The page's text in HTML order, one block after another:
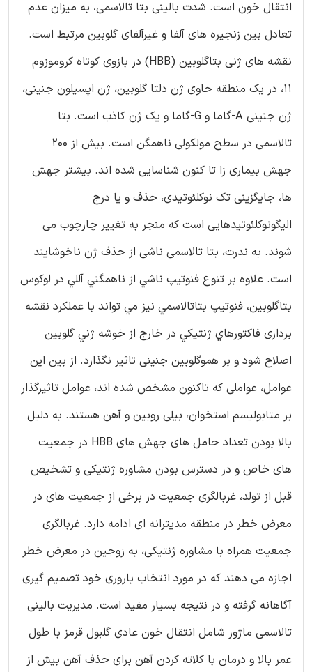
انتقال خون است. شدت بالینی بتا تالاسمی، به میزان عدم
تعادل بین زنجیره های آلفا و غیرآلفای گلوبین مرتبط است.
نقشه های ژنی بتاگلوبین (HBB) در بازوی کوتاه کروموزوم
11، در یک منطقه حاوی ژن دلتا گلوبین، ژن اپسیلون جنینی،
ژن جنینی A-گاما و G-گاما و یک ژن کاذب است. بتا
تالاسمی در سطح مولکولی ناهمگن است. بیش از 200
جهش بیماری زا تا کنون شناسایی شده اند. بیشتر جهش
ها، جایگزینی تک نوکلئوتیدی، حذف و یا درج
الیگونوکلئوتیدهایی است که منجر به تغییر چارچوب می
شوند. به ندرت، بتا تالاسمی ناشی از حذف ژن ناخوشایند
است. علاوه بر تنوع فنوتيپ ناشي از ناهمگني آللي در لوکوس
بتاگلوبين، فنوتيپ بتاتالاسمي نيز مي تواند با عملكرد نقشه
برداری فاكتورهاي ژنتيكي در خارج از خوشه ژني گلوبين
اصلاح شود و بر هموگلوبين جنينی تاثیر نگذارد. از بین این
عوامل، عواملی که تاکنون مشخص شده اند، عوامل تاثیرگذار
بر متابولیسم استخوان، بیلی روبین و آهن هستند. به دلیل
بالا بودن تعداد حامل های جهش های HBB در جمعیت
های خاص و در دسترس بودن مشاوره ژنتیکی و تشخیص
قبل از تولد، غربالگری جمعیت در برخی از جمعیت های در
معرض خطر در منطقه مدیترانه ای ادامه دارد. غربالگری
جمعیت همراه با مشاوره ژنتیکی، به زوجین در معرض خطر
اجازه می دهند که در مورد انتخاب باروری خود تصمیم گیری
آگاهانه گرفته و در نتیجه بسیار مفید است. مدیریت بالینی
تالاسمی ماژور شامل انتقال خون عادی گلبول قرمز با طول
عمر بالا و درمان با کلاته کردن آهن برای حذف آهن بیش از